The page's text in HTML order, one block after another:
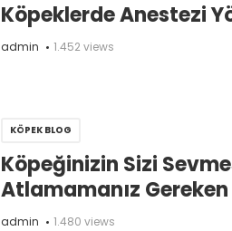
Köpeklerde Anestezi
admin 1.452 views
KÖPEK BLOG
Köpeğinizin Sizi
Atlamamanız
admin 1.480 views